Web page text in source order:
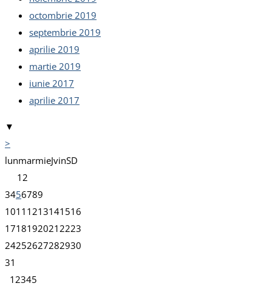
octombrie 2019
septembrie 2019
aprilie 2019
martie 2019
iunie 2017
aprilie 2017
▼
>
lunmarmieJvinSD
1 2
3456789
1011 1213141516
1718192021 2223
24252627282930
31
1 2345